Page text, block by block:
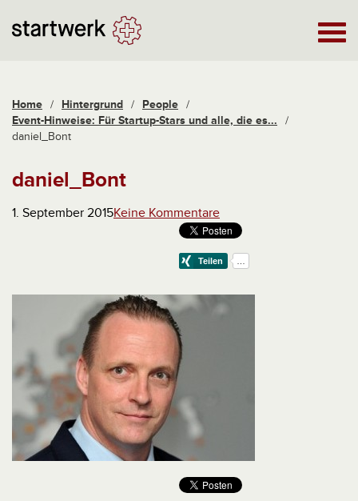
Home / Hintergrund / People /
Event-Hinweise: Für Startup-Stars und alle, die es...
/
daniel_Bont
daniel_Bont
1. September 2015Keine Kommentare